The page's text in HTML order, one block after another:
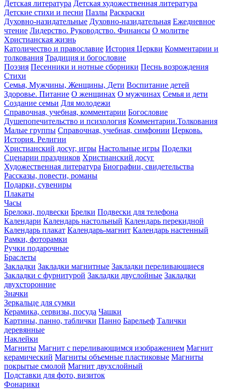
Детская литература Детская художественная литература
Детские стихи и песни Пазлы Раскраски
Духовно-назидательные Духовно-назидательная Ежедневное
чтение Лидерство. Руководство. Финансы О молитве
Христианская жизнь
Католичество и православие История Церкви Комментарии и
толкования Традиция и богословие
Поэзия Песенники и нотные сборники Песнь возрождения
Стихи
Семья, Мужчины, Женщины, Дети Воспитание детей
Здоровье. Питание О женщинах О мужчинах Семья и дети
Создание семьи Для молодежи
Справочная, учебная, комментарии Богословие
Душепопечительство и психология Комментарии.Толкования
Малые группы Справочная, учебная, симфонии Церковь.
История. Религии
Христианский досуг, игры Настольные игры Поделки
Сценарии праздников Христианский досуг
Художественная литература Биографии, свидетельства
Рассказы, повести, романы
Подарки, сувениры
Плакаты
Часы
Брелоки, подвески Брелки Подвески для телефона
Календари Календарь настольный Календарь перекидной
Календарь плакат Календарь-магнит Календарь настенный
Рамки, фоторамки
Ручки подарочные
Браслеты
Закладки Закладки магнитные Закладки переливающиеся
Закладки с фурнитурой Закладки двуслойные Закладки
двухсторонние
Значки
Зеркальце для сумки
Керамика, сервизы, посуда Чашки
Картины, панно, таблички Панно Барельеф Талички
деревянные
Наклейки
Магниты Магнит с переливающимся изображением Магнит
керамический Магниты объемные пластиковые Магниты
покрытые смолой Магнит двухслойный
Подставки для фото, визиток
Фонарики